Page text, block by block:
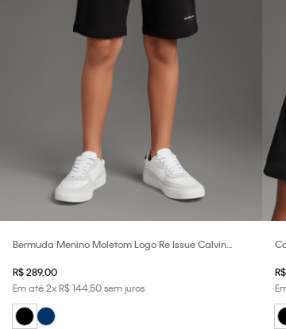
Bermuda Menino Moletom Logo Re Issue Calvin
R$289,00
Em até2xR$14450sem juros
R$